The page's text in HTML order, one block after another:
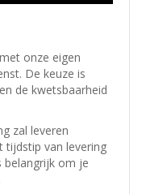
onze eigen
De keuze is
de kwetsbaarheid
zal leveren
tijdstip van levering
belangrijk om je